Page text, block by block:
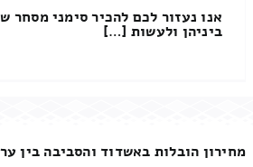
אנו נעזור לכם להכיר סימני מסחר
ביניהן ולעשות […]
מחירון הובלות באשדוד והסביבה בין